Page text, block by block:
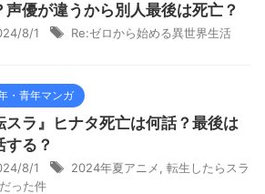
声優が違うから別人最後は死亡？
8/1 Re:ゼロから始める異世界生活
・青年マンガ
スラ』ヒナタ死亡は何話？最後は
する？
8/1 2024年夏アニメ
転生したらスラ
った件